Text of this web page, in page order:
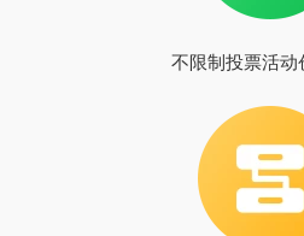
不限制投票活动